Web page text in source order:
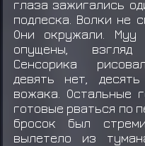
глаза зажигались
подлеска. Волки не
Они окружали. Муу
опущены, взгляд
Сенсорика
девять нет,
вожака. Остальные
готовые рваться по
бросок был
вылетело из